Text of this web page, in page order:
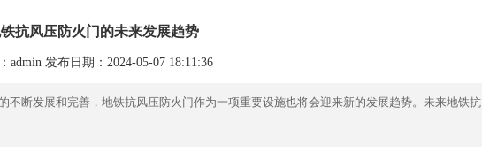
抗风压防火门的未来发展趋势
admin 发布日期：2024-05-07 18:11:36
不断发展和完善，地铁抗风压防火门作为一项重要设施也将会迎来新的发展趋势。未来地铁抗